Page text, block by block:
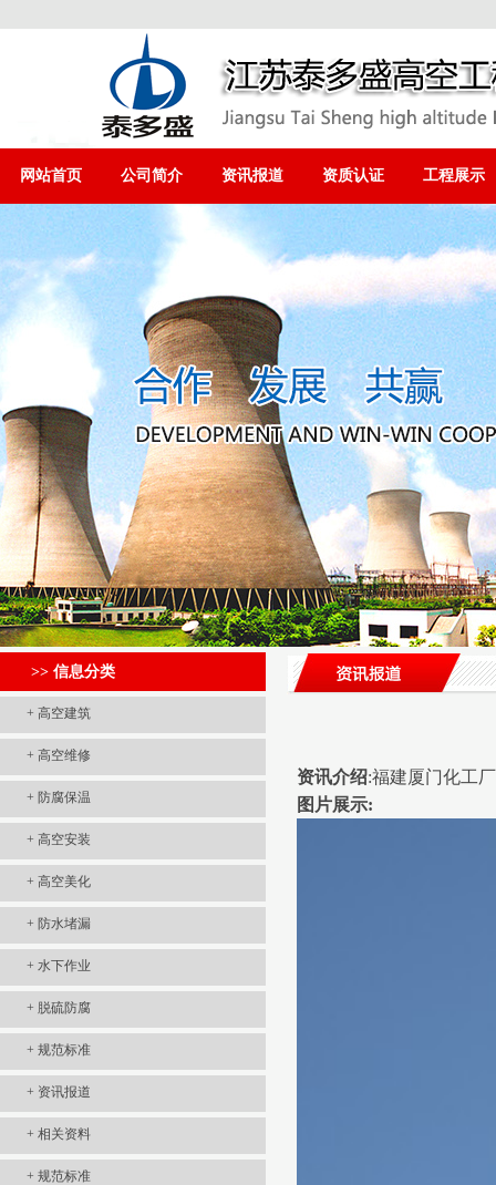
网站首页 公司简介 资讯报道 资质认证 工程展示
>> 信息分类
+ 高空建筑
+ 高空维修
+ 防腐保温
+ 高空安装
+ 高空美化
+ 防水堵漏
+ 水下作业
+ 脱硫防腐
+ 规范标准
+ 资讯报道
+ 相关资料
+ 规范标准
资讯介绍:福建厦门化工
图片展示: